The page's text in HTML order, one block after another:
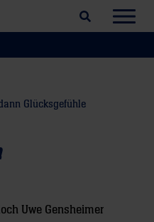
Suchfeld öffnen
Glücksgefühle
Uwe Gensheimer